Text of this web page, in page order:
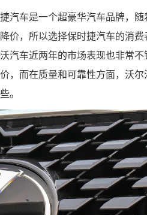
汽车是一个超豪华汽车品牌，随
价，所以选择保时捷汽车的消费
汽车近两年的市场表现也非常不
，而在质量和可靠性方面，沃尔
。